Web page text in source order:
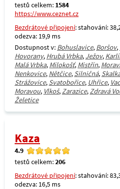
testů celkem: 1584
https://www.ceznet.cz
Bezdrátové připojení: stahování:
odezva: 19,9 ms
Dostupnost v: Bohuslavice, Boršov,
Hovorany, Hrubá Vrbka, Ježov,
Malá Vrbka, Milokošť, Mistřín,
Nenkovice, Nětčice, Silničná,
Strážovice, Svatobořice, Uhřice,
Moravou, Vlkoš,Zarazice,Zdravá
Želetice
Kaza
4.9
testů celkem:206
Bezdrátové připojení: stahování:
odezva: 16,5 ms